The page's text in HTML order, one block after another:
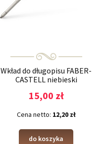
Wkład do długopisu FABER-
CASTELL niebieski
15,00 zł
Cena netto: 12,20 zł
do koszyka